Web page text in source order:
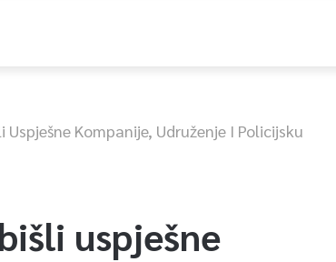
Uspješne Kompanije, Udruženje I Policijsku
uspješne